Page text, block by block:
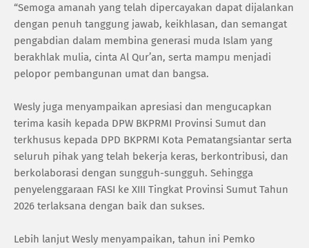
“Semoga amanah yang telah dipercayakan dapat dijalankan
dengan penuh tanggung jawab, keikhlasan, dan semangat
pengabdian dalam membina generasi muda Islam yang
berakhlak mulia, cinta Al Qur’an, serta mampu menjadi
pelopor pembangunan umat dan bangsa.
Wesly juga menyampaikan apresiasi dan mengucapkan
terima kasih kepada DPW BKPRMI Provinsi Sumut dan
terkhusus kepada DPD BKPRMI Kota Pematangsiantar serta
seluruh pihak yang telah bekerja keras, berkontribusi, dan
berkolaborasi dengan sungguh-sungguh. Sehingga
penyelenggaraan FASI ke XIII Tingkat Provinsi Sumut Tahun
2026 terlaksana dengan baik dan sukses.
Lebih lanjut Wesly menyampaikan, tahun ini Pemko